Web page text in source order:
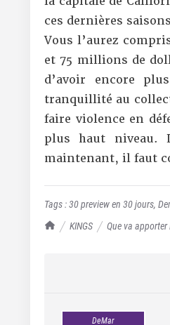
TrashTalk Actu NBA
KINGS Que va
ces dernières
Vous l’aurez
et 75 millions de
d’avoir encore
tranquillité au
faire violence en
plus haut niveau.
maintenant, il faut
Tags :30 preview en 30 jours,
DeMar